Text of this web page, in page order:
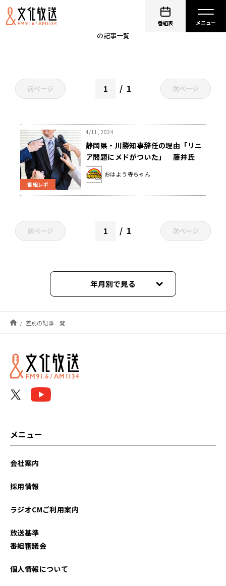
番組表
の記事一覧
前ページ 1 次ページ
番組レポ
4/11, 2024
静岡県・川勝知事辞任の理由「リニ
ア問題にメドがついた」 藤井氏
「7年延期しただけじゃないです
か」
おはよう寺ちゃん
前ページ 1 次ページ
年月別で見る
2026年06月
2026年05月
2026年02月
2024年05月
差別の記事一覧
メニュー
会社案内
採用情報
ラジオCMご利用案内
放送基準
番組審議会
個人情報について